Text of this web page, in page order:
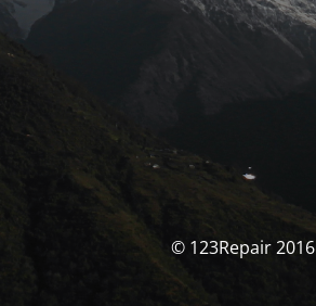
© 123Repair 2016